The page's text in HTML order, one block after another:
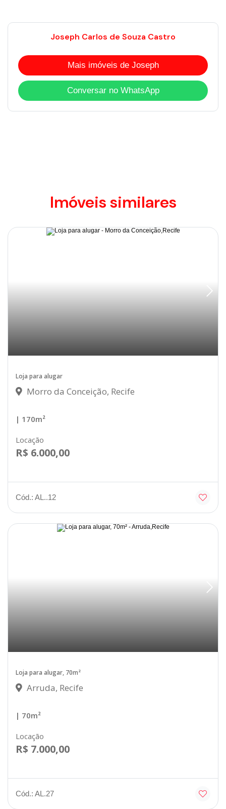
Joseph Carlos de Souza Castro
Mais imóveis de Joseph
Conversar no WhatsApp
Imóveis similares
Loja para alugar
Morro da Conceição, Recife
| 170m²
Locação
R$ 6.000,00
Cód.: AL..12
Loja para alugar, 70m²
Arruda, Recife
| 70m²
Locação
R$ 7.000,00
Cód.: AL.27